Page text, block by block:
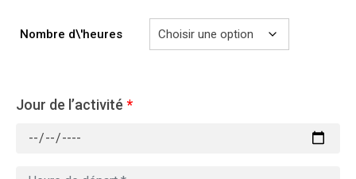
Nombre d\'heures
Jour de l’activité *